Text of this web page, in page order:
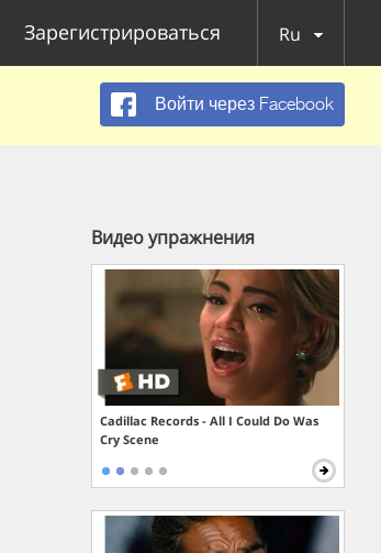
Зарегистрироваться Ru
Войти через Facebook
Видео упражнения
Cadillac Records - All I Could Do Was
Cry Scene